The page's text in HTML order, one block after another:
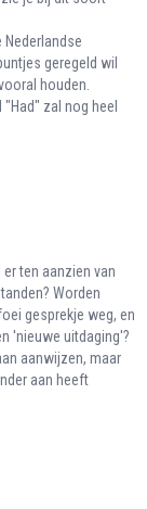
Nederlandse
geregeld wil
houden.
zal nog heel
ten aanzien van
Worden
gesprekje weg, en
'nieuwe uitdaging'?
aanwijzen, maar
aan heeft